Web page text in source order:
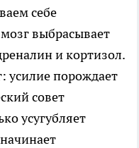
себе
выбрасывает
и кортизол.
усилие порождает
совет
усугубляет